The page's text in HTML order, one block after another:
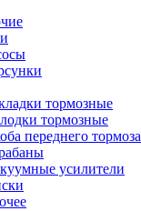
тормозные
тормозные
переднего тормоза
усилители